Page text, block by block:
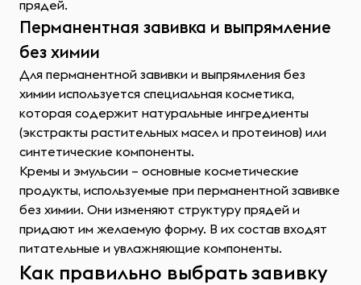
прядей.
Перманентная завивка и выпрямление
без химии
Для перманентной завивки и выпрямления без
химии используется специальная косметика,
которая содержит натуральные ингредиенты
(экстракты растительных масел и протеинов) или
синтетические компоненты.
Кремы и эмульсии – основные косметические
продукты, используемые при перманентной завивке
без химии. Они изменяют структуру прядей и
придают им желаемую форму. В их состав входят
питательные и увлажняющие компоненты.
Как правильно выбрать завивку